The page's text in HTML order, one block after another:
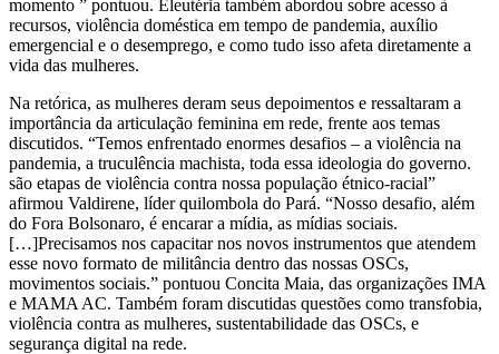
momento ” pontuou. Eleutéria também abordou sobre acesso à
recursos, violência doméstica em tempo de pandemia, auxílio
emergencial e o desemprego, e como tudo isso afeta diretamente a
vida das mulheres.
Na retórica, as mulheres deram seus depoimentos e ressaltaram a
importância da articulação feminina em rede, frente aos temas
discutidos. “Temos enfrentado enormes desafios – a violência na
pandemia, a truculência machista, toda essa ideologia do governo.
são etapas de violência contra nossa população étnico-racial”
afirmou Valdirene, líder quilombola do Pará. “Nosso desafio, além
do Fora Bolsonaro, é encarar a mídia, as mídias sociais.
[…]Precisamos nos capacitar nos novos instrumentos que atendem
esse novo formato de militância dentro das nossas OSCs,
movimentos sociais.” pontuou Concita Maia, das organizações IMA
e MAMA AC. Também foram discutidas questões como transfobia,
violência contra as mulheres, sustentabilidade das OSCs, e
segurança digital na rede.